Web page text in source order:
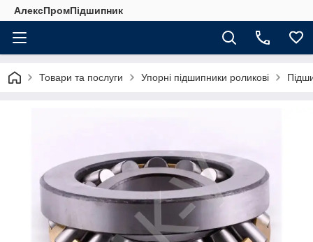
АлексПромПідшипник
Товари та послуги Упорні підшипники роликові